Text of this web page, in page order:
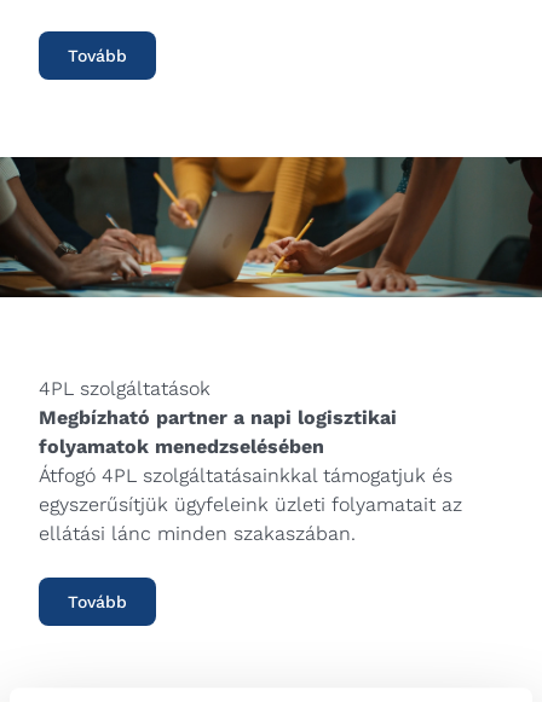
Tovább
4PL szolgáltatások
Megbízható partner a napi logisztikai
folyamatok menedzselésében
Átfogó 4PL szolgáltatásainkkal támogatjuk és
egyszerűsítjük ügyfeleink üzleti folyamatait az
ellátási lánc minden szakaszában.
Tovább